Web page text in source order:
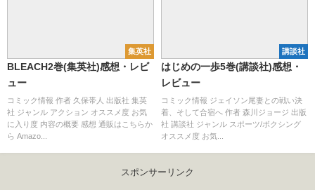
集英社
BLEACH2巻(集英社)感想・レビ
ュー
コミック情報 作者 久保帯人 出版社 集英
社 ジャンル アクション オススメ度 お気
に入り度 内容の概要 感想 通販はこちらか
ら Amazo...
講談社
はじめの一歩5巻(講談社)感想・
レビュー
コミック情報 ジェイソン尾妻との戦い決
着、そして合宿へ 作者 森川ジョージ 出版
社 講談社 ジャンル スポーツ/ボクシング
オススメ度 お気...
スポンサーリンク